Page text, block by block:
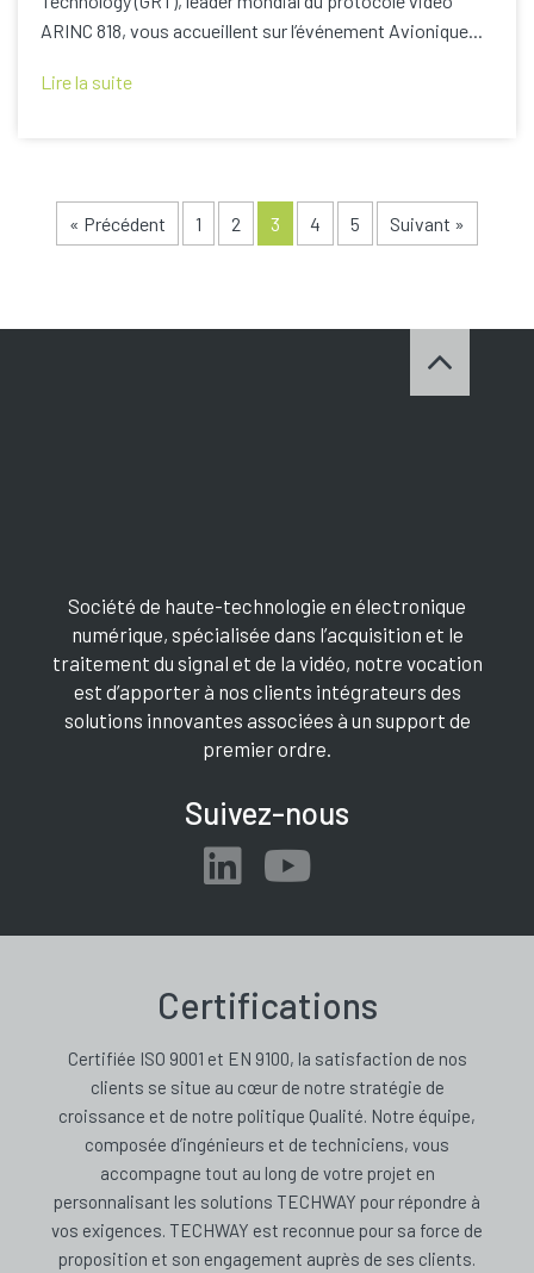
ARINC 818, vous accueillent sur l’événement Avionique...
Lire la suite
« Précédent 1 2 3 4 5 Suivant »
Société de haute-technologie en électronique
numérique, spécialisée dans l’acquisition et le
traitement du signal et de la vidéo, notre vocation
est d’apporter à nos clients intégrateurs des
solutions innovantes associées à un support de
premier ordre.
Suivez-nous
Certifications
Certifiée ISO 9001 et EN 9100, la satisfaction de nos
clients se situe au cœur de notre stratégie de
croissance et de notre politique Qualité. Notre équipe,
composée d’ingénieurs et de techniciens, vous
accompagne tout au long de votre projet en
personnalisant les solutions TECHWAY pour répondre à
vos exigences. TECHWAY est reconnue pour sa force de
proposition et son engagement auprès de ses clients.